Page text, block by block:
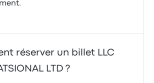
réserver un billet LLC
LTD ?